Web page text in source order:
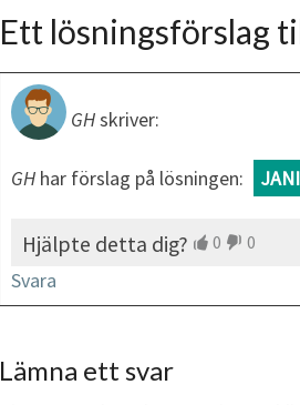
Ett lösningsförslag
GHskriver:
GH har förslag på lösningen:
Hjälpte detta dig? 0 0
Svara
Lämna ett svar